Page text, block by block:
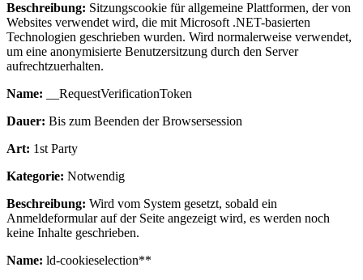
Beschreibung: Sitzungscookie für allgemeine Plattformen, der von
Websites verwendet wird, die mit Microsoft .NET-basierten
Technologien geschrieben wurden. Wird normalerweise verwendet,
um eine anonymisierte Benutzersitzung durch den Server
aufrechtzuerhalten.
Name: __RequestVerificationToken
Dauer: Bis zum Beenden der Browsersession
Art: 1st Party
Kategorie: Notwendig
Beschreibung: Wird vom System gesetzt, sobald ein
Anmeldeformular auf der Seite angezeigt wird, es werden noch
keine Inhalte geschrieben.
Name: ld-cookieselection**